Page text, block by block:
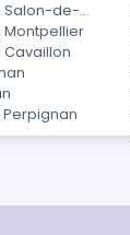
Salon-de-
Montpellier